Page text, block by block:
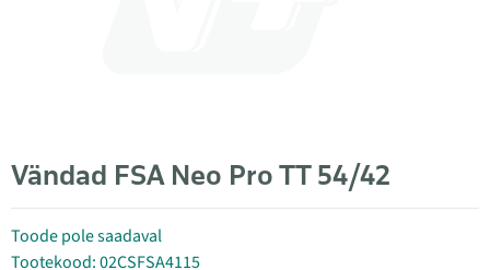
Vändad FSA Neo Pro TT 54/42
Toode pole saadaval
Tootekood: 02CSFSA4115